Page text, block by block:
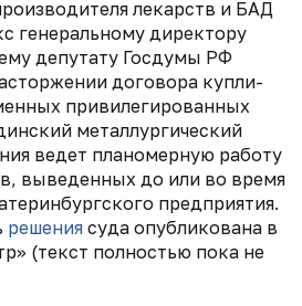
лекарств и БАД
генеральному директору
депутату Госдумы РФ
договора купли-
привилегированных
металлургический
ведет планомерную работу
выведенных до или во время
предприятия.
решения суда опубликована в
(текст полностью пока не